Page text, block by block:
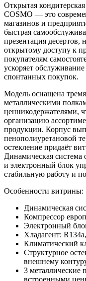
Открытая
COSMO — это
магазинов и
быстрая
презентация десертов,
открытому доступу к
покупателям
ускоряет
спонтанных покупок.
Модель оснащена
металлическими
ценникодержателями,
организацию
продукции. Корпус
пенополиуретановой
остекление придаёт
Динамическая система
и электронный блок
стабильную работу и
Особенности витрины:
Динамическая
Компрессор
Электронный
Хладагент:
Климатический
Структурное
внешнему
3 металлические
встроенными